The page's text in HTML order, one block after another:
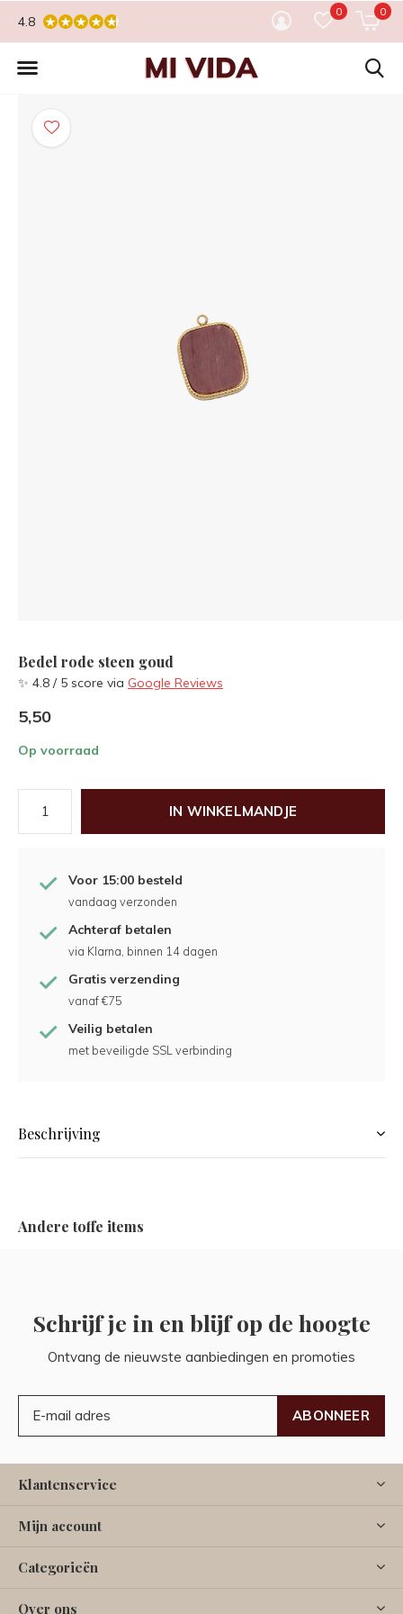
0 0
4.8
Bedel rode steen goud
✨ 4.8 / 5 score via Google Reviews
5,50
Op voorraad
IN WINKELMANDJE
Voor 15:00 besteld
vandaag verzonden
Achteraf betalen
via Klarna, binnen 14 dagen
Gratis verzending
vanaf €75
Veilig betalen
met beveiligde SSL verbinding
Beschrijving
Andere toffe items
Schrijf je in en blijf op de hoogte
Ontvang de nieuwste aanbiedingen en promoties
ABONNEER
Klantenservice
Mijn account
Categorieën
Over ons